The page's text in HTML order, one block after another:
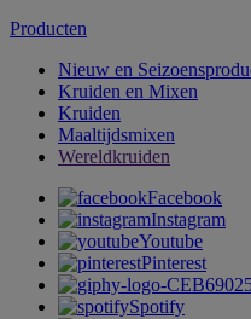
Producten
Nieuw en
Kruiden en Mixen
Kruiden
Maaltijdsmixen
Wereldkruiden
Facebook
Instagram
Youtube
Pinterest
Spotify